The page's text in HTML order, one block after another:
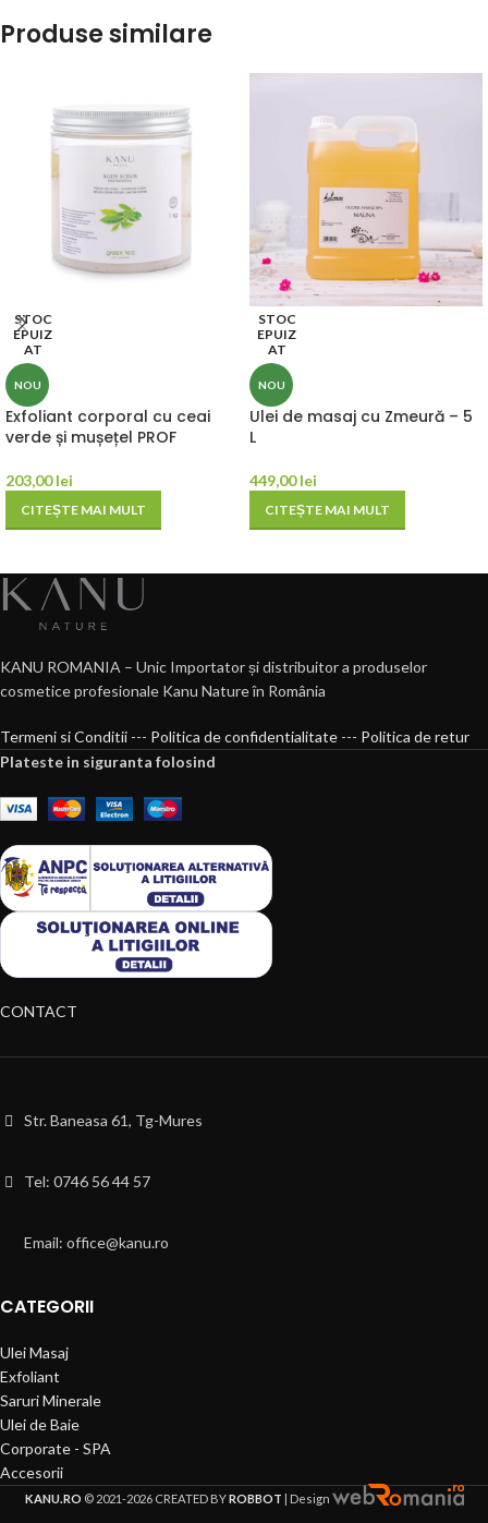
Produse similare
STOC
EPUIZ
AT
NOU
Exfoliant corporal cu ceai
verde și mușețel PROF
203,00lei
CITEȘTE MAI MULT
STOC
EPUIZ
AT
NOU
Ulei de masaj cu Zmeură – 5
L
449,00lei
CITEȘTE MAI MULT
KANU ROMANIA – Unic Importator și distribuitor a produselor
cosmetice profesionale Kanu Nature în România
Termeni si Conditii --- Politica de confidentialitate --- Politica de retur
Plateste in siguranta folosind
CONTACT
Str. Baneasa 61, Tg-Mures
Tel: 0746 56 44 57
Email: office@kanu.ro
CATEGORII
Ulei Masaj
Exfoliant
Saruri Minerale
Ulei de Baie
Corporate - SPA
Accesorii
KANU.RO © 2021-2026 CREATED BYROBBOT | Design